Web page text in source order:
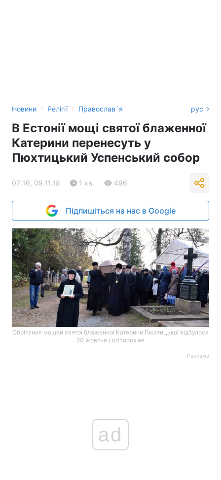
Новини › Релігії › Православ`я рус
В Естонії мощі святої блаженної
Катерини перенесуть у
Пюхтицький Успенський собор
07:16, 09.11.18 1 хв. 496
Підпишіться на нас в Google
Обрітення мощей святої блаженної Катерини Пюхтицької відбулося
20 жовтня / orthodox.ee
Реклама
ad